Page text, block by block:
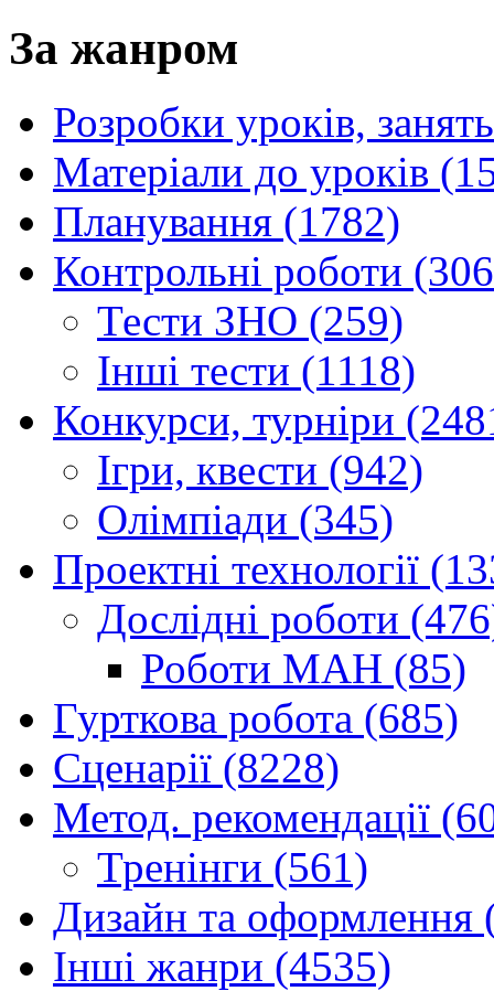
За жанром
Розробки уроків,
Матеріали до уроків
Планування (1782)
Контрольні роботи
Тести ЗНО (259)
Інші тести (1118)
Конкурси, турніри
Ігри, квести (942)
Олімпіади (345)
Проектні технології
Дослідні роботи
Роботи МАН (85)
Гурткова робота (685)
Сценарії (8228)
Метод. рекомендації
Тренінги (561)
Дизайн та оформлення
Інші жанри (4535)